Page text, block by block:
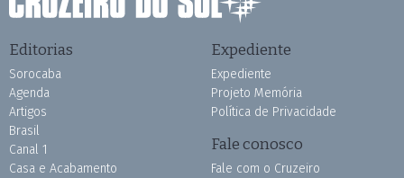
Editorias
Sorocaba
Agenda
Artigos
Brasil
Canal 1
Casa e Acabamento
Expediente
Expediente
Projeto Memória
Política de Privacidade
Fale conosco
Fale com o Cruzeiro